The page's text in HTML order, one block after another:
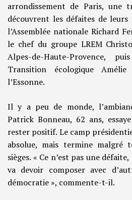
arrondissement de Paris, une
découvrent les défaites de
l’Assemblée nationale Richard
le chef du groupe LREM
Alpes-de-Haute-Provence,
Transition écologique
l’Essonne.
Il y a peu de monde,
Patrick Bonneau, 62 ans,
rester positif. Le camp
absolue, mais termine malgré
sièges. « Ce n’est pas une
va devoir composer avec
démocratie », commente-t-il.